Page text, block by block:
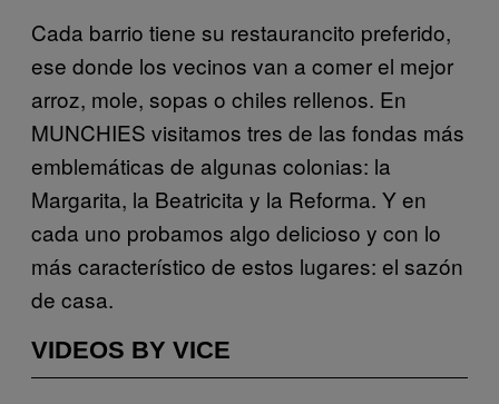
Cada barrio tiene su restaurancito preferido,
ese donde los vecinos van a comer el mejor
arroz, mole, sopas o chiles rellenos. En
MUNCHIES visitamos tres de las fondas más
emblemáticas de algunas colonias: la
Margarita, la Beatricita y la Reforma. Y en
cada uno probamos algo delicioso y con lo
más característico de estos lugares: el sazón
de casa.
VIDEOS BY VICE